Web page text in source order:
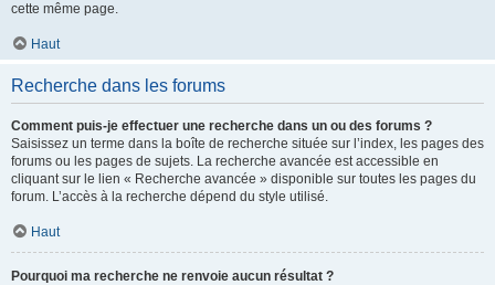
cette même page.
Haut
Recherche dans les forums
Comment puis-je effectuer une recherche dans un ou des forums ?
Saisissez un terme dans la boîte de recherche située sur l’index, les pages des
forums ou les pages de sujets. La recherche avancée est accessible en
cliquant sur le lien « Recherche avancée » disponible sur toutes les pages du
forum. L’accès à la recherche dépend du style utilisé.
Haut
Pourquoi ma recherche ne renvoie aucun résultat ?